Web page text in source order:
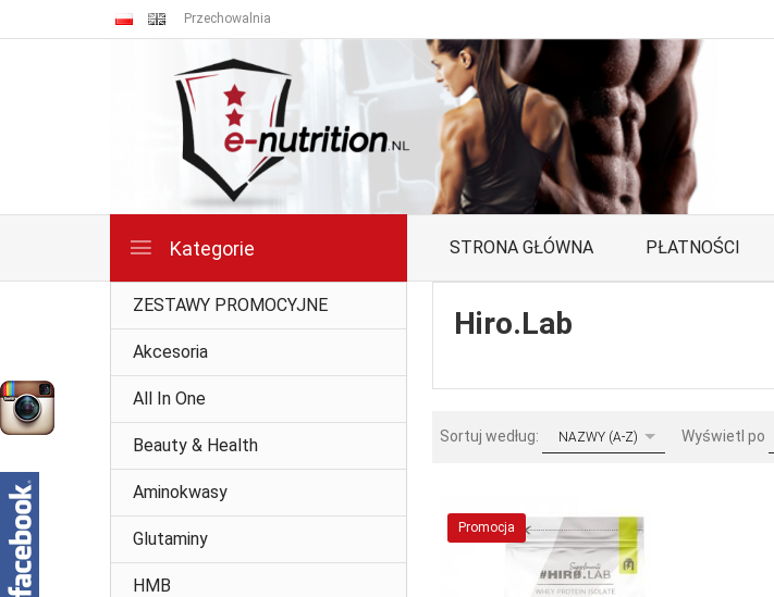
Przechowalnia
Kategorie STRONA GŁÓWNA PŁATNOŚCI
ZESTAWY PROMOCYJNE
Akcesoria
All In One
Beauty & Health
Aminokwasy
Glutaminy
HMB
Hiro.Lab
Sortuj według: sortNAZWY (A-Z) Wyświetl po
Promocja